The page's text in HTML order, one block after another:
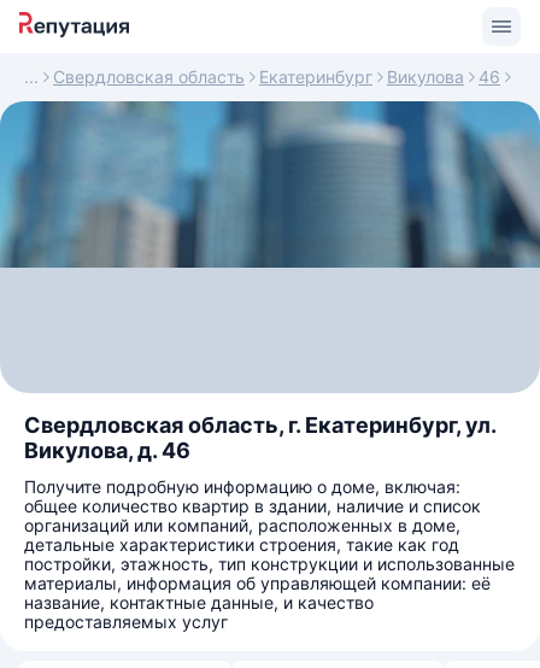
Свердловская область Екатеринбург Викулова 46
Свердловская область, г. Екатеринбург, ул.
Викулова, д. 46
Получите подробную информацию о доме, включая:
общее количество квартир в здании, наличие и список
организаций или компаний, расположенных в доме,
детальные характеристики строения, такие как год
постройки, этажность, тип конструкции и использованные
материалы, информация об управляющей компании: её
название, контактные данные, и качество
предоставляемых услуг